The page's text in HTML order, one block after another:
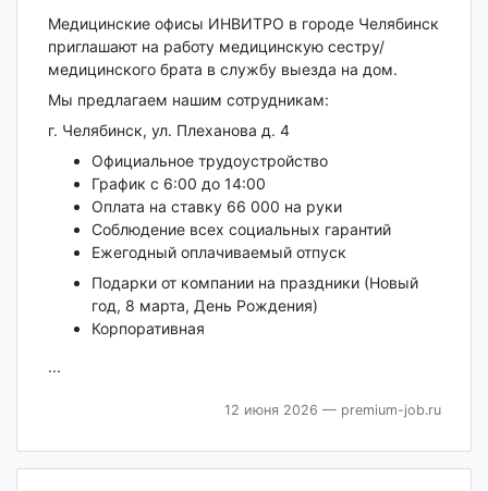
Медицинские офисы ИНВИТРО в городе Челябинск
приглашают на работу медицинскую сестру/
медицинского брата в службу выезда на дом.
Мы предлагаем нашим сотрудникам:
г. Челябинск, ул. Плеханова д. 4
Официальное трудоустройство
График с 6:00 до 14:00
Оплата на ставку 66 000 на руки
Соблюдение всех социальных гарантий
Ежегодный оплачиваемый отпуск
Подарки от компании на праздники (Новый
год, 8 марта, День Рождения)
Корпоративная
...
12 июня 2026 — premium-job.ru